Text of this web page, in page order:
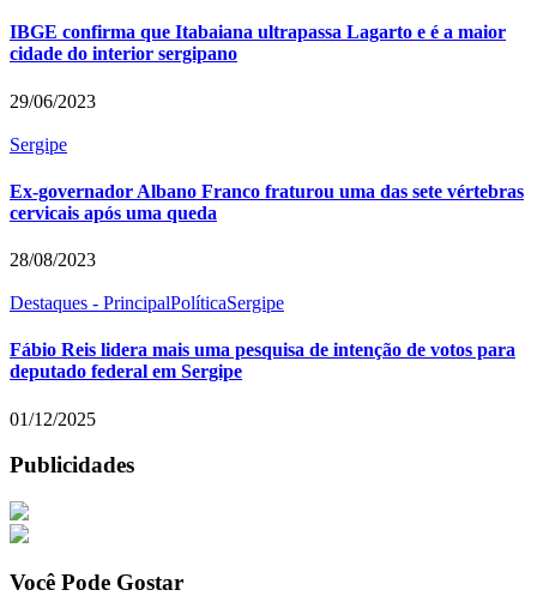
IBGE confirma que Itabaiana ultrapassa Lagarto e é a maior
cidade do interior sergipano
29/06/2023
Sergipe
Ex-governador Albano Franco fraturou uma das sete vértebras
cervicais após uma queda
28/08/2023
Destaques - PrincipalPolíticaSergipe
Fábio Reis lidera mais uma pesquisa de intenção de votos para
deputado federal em Sergipe
01/12/2025
Publicidades
Você Pode Gostar